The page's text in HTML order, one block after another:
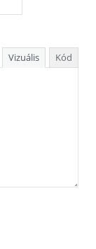
Vizuális Kód